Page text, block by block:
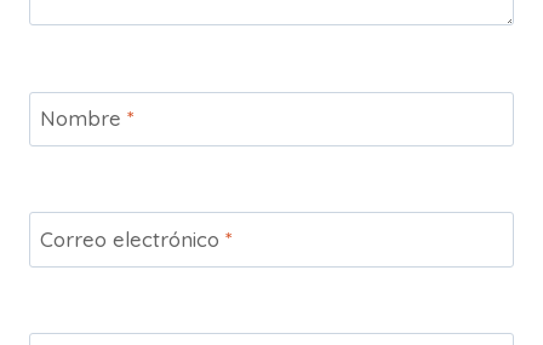
Nombre *
Correo electrónico *